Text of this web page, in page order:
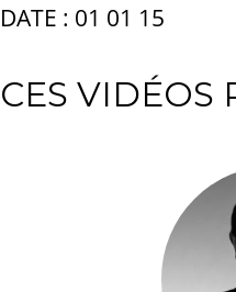
DATE : 01 01 15
CES VIDÉOS